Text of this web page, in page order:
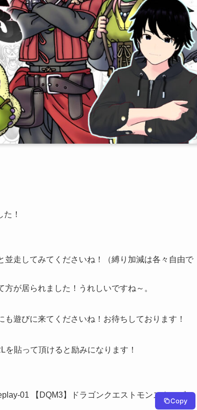
！
走してみてくださいね！（縛り加減は各々自由で
が居られました！うれしいですね～。
遊びに来てくださいね！お待ちしております！
貼って頂けると励みになります！
01 【DQM3】ドラゴンクエストモンスターズ
Copy